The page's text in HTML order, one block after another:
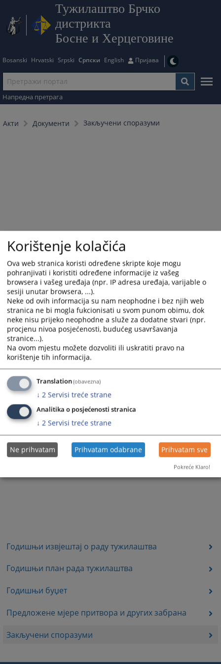
Тужилаштво Брчко
дистрикта
Босне и Херцеговине
Bosanski Hrvatski Srpski Српски English Пријава
Напредна претрага
Акти Документи Закључени споразуми
Годишњи извјештај о раду тужилаштва
Годишњи план рада тужилаштва
Годишњи буџет
Предложене мјере притвора и других забрана
Закључени споразуми
Trenutno nema vijesti
Korištenje kolačića
Ova web stranica koristi određene skripte koje mogu
pohranjivati i koristiti određene informacije iz vašeg
browsera i vašeg uređaja (npr. IP adresa uređaja, varijable o
sesiji unutar browsera, ...).
Neke od ovih informacija su nam neophodne i bez njih web
stranica ne bi mogla fukcionisati u svom punom obimu, dok
neke nisu prijeko neophodne a služe za dodatne stvari (npr.
procjenu nivoa posjećenosti, budućeg usavršavanja
stranice...).
Na ovom mjestu možete dozvoliti ili uskratiti pravo na
korištenje tih informacija.
Translation(obavezna)
↓ 2 Servisi treće strane
Analitika o posjećenosti stranica
↓ 2 Servisi treće strane
Ne prihvatam Prihvatam odabrane Prihvatam sve
Pokreće Klaro!